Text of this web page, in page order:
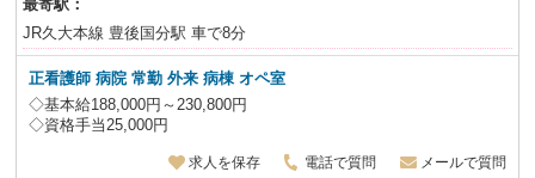
最寄駅：
JR久大本線 豊後国分駅 車で8分
正看護師 病院 常勤 外来 病棟 オペ室
◇基本給188,000円～230,800円
◇資格手当25,000円
求人を保存 電話で質問 メールで質問